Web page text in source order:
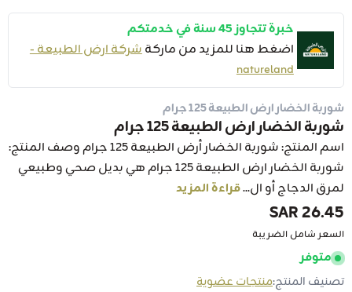
خبرة تتجاوز 45 سنة في خدمتكم
اضغط هنا للمزيد من ماركةشركة ارض الطبيعة -
natureland
شوربة الخضار ارض الطبيعة 125 جرام
شوربة الخضار ارض الطبيعة 125 جرام
اسم المنتج: شوربة الخضار أرض الطبيعة 125 جرام وصف المنتج:
شوربة الخضار ارض الطبيعة 125 جرام هي بديل صحي وطبيعي
لمرق الدجاج أو ال...قراءة المزيد
26.45 SAR
السعر شامل الضريبة
متوفر
تصنيف المنتج:منتجات عضوية